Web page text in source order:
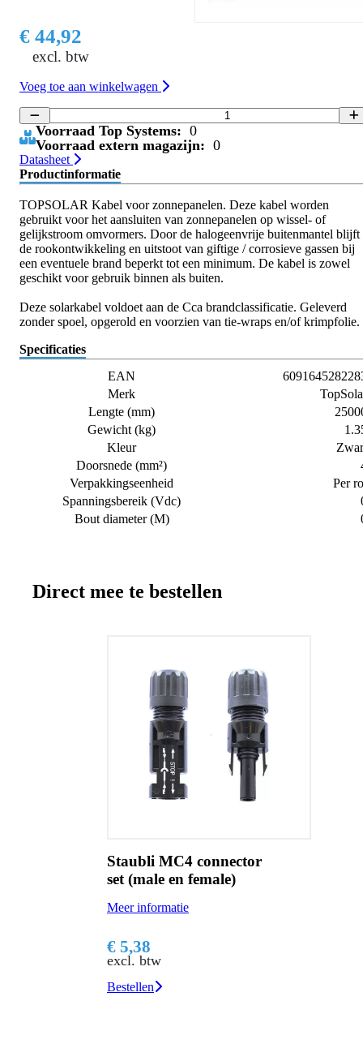
€ 44,92
excl. btw
Voeg toe aan winkelwagen
Voorraad Top Systems: 0
Voorraad extern magazijn: 0
Datasheet
Productinformatie
TOPSOLAR Kabel voor zonnepanelen. Deze kabel worden
gebruikt voor het aansluiten van zonnepanelen op wissel- of
gelijkstroom omvormers. Door de halogeenvrije buitenmantel blijft
de rookontwikkeling en uitstoot van giftige / corrosieve gassen bij
een eventuele brand beperkt tot een minimum. De kabel is zowel
geschikt voor gebruik binnen als buiten.
Deze solarkabel voldoet aan de Cca brandclassificatie. Geleverd
zonder spoel, opgerold en voorzien van tie-wraps en/of krimpfolie.
Specificaties
EAN
Merk
Lengte (mm)
Gewicht (kg)
Kleur
Doorsnede (mm²)
Verpakkingseenheid
Per
Spanningsbereik (Vdc)
Bout diameter (M)
Direct mee te bestellen
Staubli MC4 connector
set (male en female)
Meer informatie
€ 5,38
excl. btw
Bestellen